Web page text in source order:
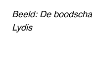
Beeld: De
Lydis